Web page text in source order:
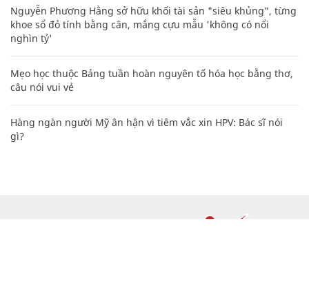
Nguyễn Phương Hằng sở hữu khối tài sản "siêu khủng", từng
khoe sổ đỏ tính bằng cân, mắng cựu mẫu 'không có nổi
nghìn tỷ'
Mẹo học thuộc Bảng tuần hoàn nguyên tố hóa học bằng thơ,
câu nói vui vẻ
Hàng ngàn người Mỹ ân hận vì tiêm vắc xin HPV: Bác sĩ nói
gì?